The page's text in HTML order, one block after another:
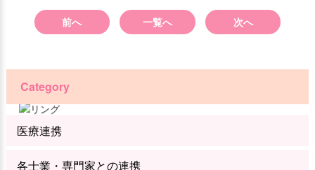
前へ 一覧へ 次へ
Category
医療連携
各士業・専門家との連携